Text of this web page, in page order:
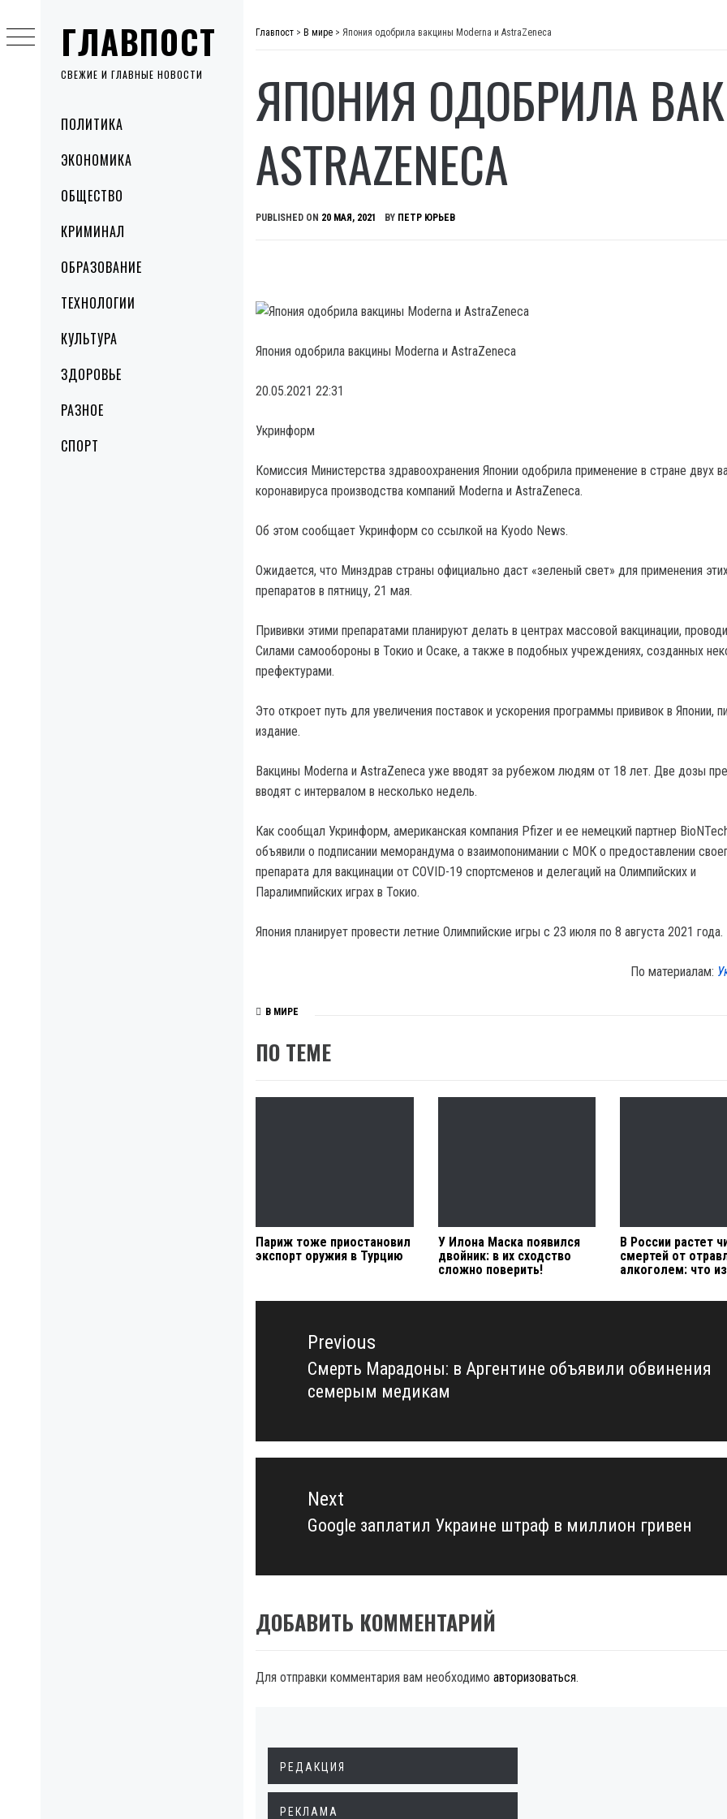
ГЛАВПОСТ
СВЕЖИЕ И ГЛАВНЫЕ НОВОСТИ
MenuПОЛИТИКА
ЭКОНОМИКА
ОБЩЕСТВО
КРИМИНАЛ
ОБРАЗОВАНИЕ
ТЕХНОЛОГИИ
КУЛЬТУРА
ЗДОРОВЬЕ
РАЗНОЕ
СПОРТ
to
content
Главпост > В мире > Япония одобрила вакцины Moderna и AstraZeneca
ЯПОНИЯ ОДОБРИЛА
ASTRAZENECA
PUBLISHED ON 20 МАЯ, 2021 BY ПЕТР ЮРЬЕВ
Япония одобрила вакцины Moderna и AstraZeneca
20.05.2021 22:31
Укринформ
Комиссия Министерства здравоохранения Японии одобрила применение в стране двух
коронавируса производства компаний Moderna и AstraZeneca.
Об этом сообщает Укринформ со ссылкой на Kyodo News.
Ожидается, что Минздрав страны официально даст «зеленый свет» для применения
препаратов в пятницу, 21 мая.
Прививки этими препаратами планируют делать в центрах массовой вакцинации,
Силами самообороны в Токио и Осаке, а также в подобных учреждениях, созданных
префектурами.
Это откроет путь для увеличения поставок и ускорения программы прививок в Японии,
издание.
Вакцины Moderna и AstraZeneca уже вводят за рубежом людям от 18 лет. Две дозы
вводят с интервалом в несколько недель.
Как сообщал Укринформ, американская компания Pfizer и ее немецкий партнер
объявили о подписании меморандума о взаимопонимании с МОК о предоставлении
препарата для вакцинации от COVID-19 спортсменов и делегаций на Олимпийских и
Паралимпийских играх в Токио.
Япония планирует провести летние Олимпийские игры с 23 июля по 8 августа 2021 года.
По материалам:
В МИРЕ
ПО ТЕМЕ
Париж тоже приостановил
экспорт оружия в Турцию
У Илона Маска появился
двойник: в их сходство
сложно поверить!
В России растет
смертей от
алкоголем: что
Навигация
записямPrevious
Previous
post:
Смерть Марадоны: в Аргентине объявили обвинения
семерым медикам
Next
Next
Google заплатил Украине штраф в миллион гривен
ДОБАВИТЬ КОММЕНТАРИЙ
Для отправки комментария вам необходимо авторизоваться.
РЕДАКЦИЯ
РЕКЛАМА